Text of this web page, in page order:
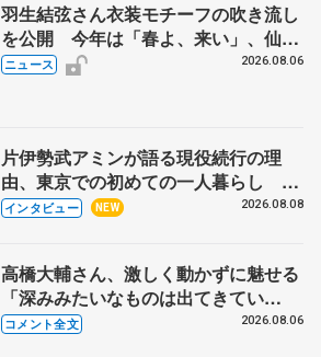
羽生結弦さん衣装モチーフの吹き流し
を公開 今年は「春よ、来い」、仙台
の瑞鳳殿
ニュース 2026.08.06
片伊勢武アミンが語る現役続行の理
由、東京での初めての一人暮らし 注
目スケーターの「今」に迫る
インタビュー NEW 2026.08.08
高橋大輔さん、激しく動かずに魅せる
「深みみたいなものは出てきてい
る？」 〝兄さん〟と慕うレジェンド
コメント全文 2026.08.06